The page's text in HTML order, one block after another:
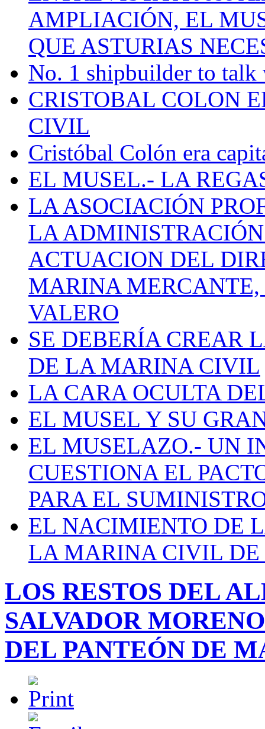
AMPLIACIÓN, EL
QUE ASTURIAS
No. 1 shipbuilder to talk
CRISTOBAL COLON
CIVIL
Cristóbal Colón era
EL MUSEL.- LA
LA ASOCIACIÓN
LA
ACTUACION DEL
MARINA
VALERO
SE DEBERÍA CREAR
DE LA MARINA CIVIL
LA CARA OCULTA
EL MUSEL Y SU
EL MUSELAZO.- UN
CUESTIONA EL
PARA EL
EL NACIMIENTO DE
LA MARINA CIVIL DE
LOS RESTOS DEL
SALVADOR
DEL PANTEÓN DE